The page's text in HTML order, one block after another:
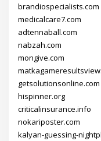
brandiospecialists.com
medicalcare7.com
adtennaball.com
nabzah.com
mongive.com
getsolutionsonline.com
hispinner.org
criticalinsurance.info
nokariposter.com
kalyan-guessing-